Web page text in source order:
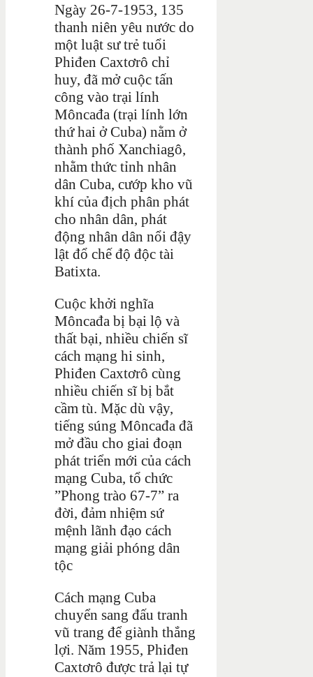
Ngày 26-7-1953, 135
thanh niên yêu nước do
một luật sư trẻ tuổi
Phiđen Caxtơrô chỉ
huy, đã mở cuộc tấn
công vào trại lính
Môncađa (trại lính lớn
thứ hai ở Cuba) nằm ở
thành phố Xanchiagô,
nhằm thức tỉnh nhân
dân Cuba, cướp kho vũ
khí của địch phân phát
cho nhân dân, phát
động nhân dân nổi đậy
lật đổ chế độ độc tài
Batixta.
Cuộc khởi nghĩa
Môncađa bị bại lộ và
thất bại, nhiều chiến sĩ
cách mạng hi sinh,
Phiđen Caxtơrô cùng
nhiều chiến sĩ bị bắt
cầm tù. Mặc dù vậy,
tiếng súng Môncađa đã
mở đầu cho giai đoạn
phát triển mới của cách
mạng Cuba, tổ chức
”Phong trào 67-7” ra
đời, đảm nhiệm sứ
mệnh lãnh đạo cách
mạng giải phóng dân
tộc
Cách mạng Cuba
chuyển sang đấu tranh
vũ trang để giành thắng
lợi. Năm 1955, Phiđen
Caxtơrô được trả lại tự